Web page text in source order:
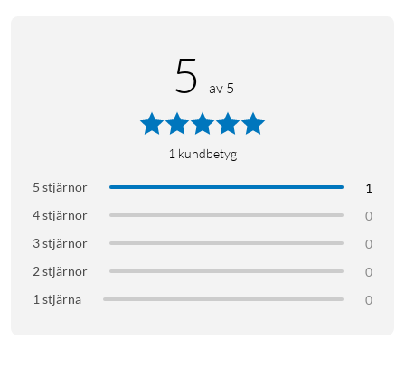
5 av 5
1 kundbetyg
5 stjärnor
1
4 stjärnor
0
3 stjärnor
0
2 stjärnor
0
1 stjärna
0